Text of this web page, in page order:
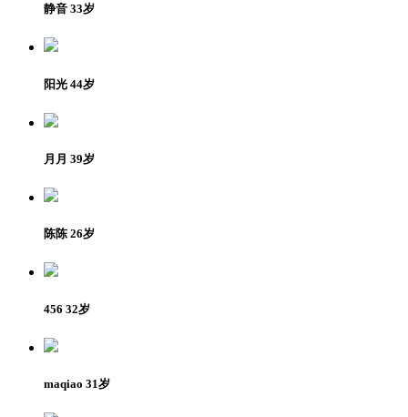
静音 33岁
阳光 44岁
月月 39岁
陈陈 26岁
456 32岁
maqiao 31岁